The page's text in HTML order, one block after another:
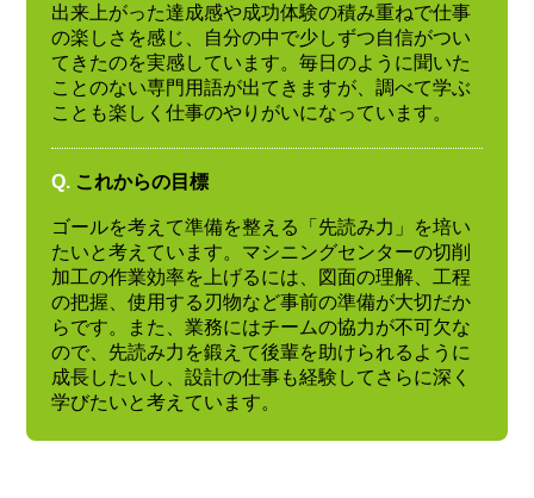
出来上がった達成感や成功体験の積み重ねで仕事
の楽しさを感じ、自分の中で少しずつ自信がつい
てきたのを実感しています。毎日のように聞いた
ことのない専門用語が出てきますが、調べて学ぶ
ことも楽しく仕事のやりがいになっています。
Q. これからの目標
ゴールを考えて準備を整える「先読み力」を培い
たいと考えています。マシニングセンターの切削
加工の作業効率を上げるには、図面の理解、工程
の把握、使用する刃物など事前の準備が大切だか
らです。また、業務にはチームの協力が不可欠な
ので、先読み力を鍛えて後輩を助けられるように
成長したいし、設計の仕事も経験してさらに深く
学びたいと考えています。